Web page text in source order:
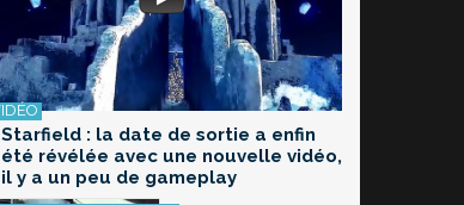
Starfield : la date de sortie a enfin
été révélée avec une nouvelle vidéo,
il y a un peu de gameplay